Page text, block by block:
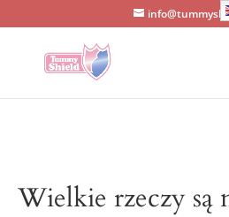
Wielkie rzeczy są